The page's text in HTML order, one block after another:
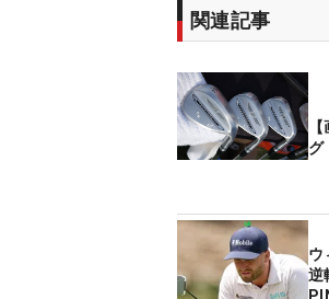
関連記事
グ
ウ
逆